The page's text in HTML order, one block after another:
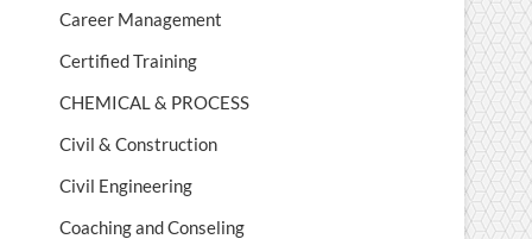
Career Management
Certified Training
CHEMICAL & PROCESS
Civil & Construction
Civil Engineering
Coaching and Conseling